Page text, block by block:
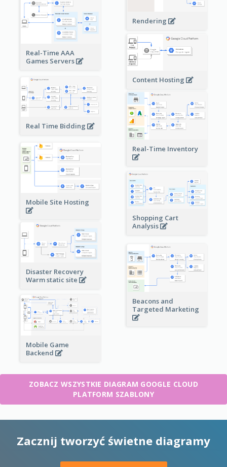
Rendering
Real-Time AAA
Games Servers
Content Hosting
Real Time Bidding
Real-Time Inventory
Mobile Site Hosting
Shopping Cart
Analysis
Disaster Recovery
Warm static site
Beacons and
Targeted Marketing
Mobile Game
Backend
ZOBACZ WSZYSTKIE DIAGRAM GOOGLE CLOUD
PLATFORM SZABLONY
Zacznij tworzyć świetne diagramy